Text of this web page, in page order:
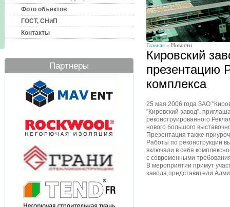
Фото объектов
ГОСТ, СНиП
Контакты
Партнеры
Главная » Новости
Кировский
презентацию
комплекса
25 мая 2006 года ЗАО
"Кировский завод",
реконструированного
нового большого
Презентация также
Работы по реконструкции
включали в себя
с современными
В мероприятии примут
завода,представители